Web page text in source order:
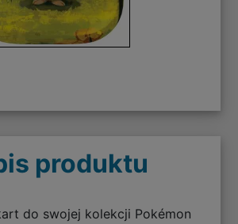
produktu
do swojej kolekcji Pokémon